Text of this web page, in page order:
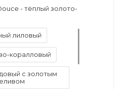
- тёплый золото-
лиловый
коралловый
с золотым